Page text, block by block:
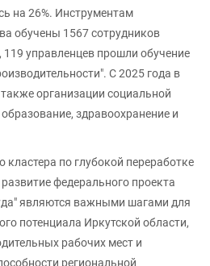
на 26%. Инструментам
обучены 1567 сотрудников
119 управленцев прошли обучение
С 2025 года в
организации социальной
здравоохранение и
по глубокой переработке
федерального проекта
являются важными шагами для
потенциала Иркутской области,
рабочих мест и
региональной